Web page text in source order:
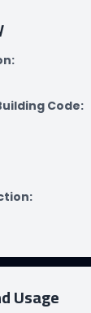
:
Code:
:
Usage